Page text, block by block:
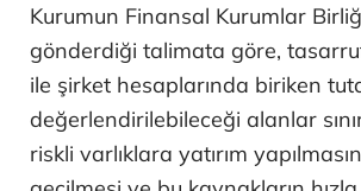
Kurumun Finansal Kurumlar
gönderdiği talimata göre,
ile şirket hesaplarında biriken
değerlendirilebileceği alanlar
riskli varlıklara yatırım